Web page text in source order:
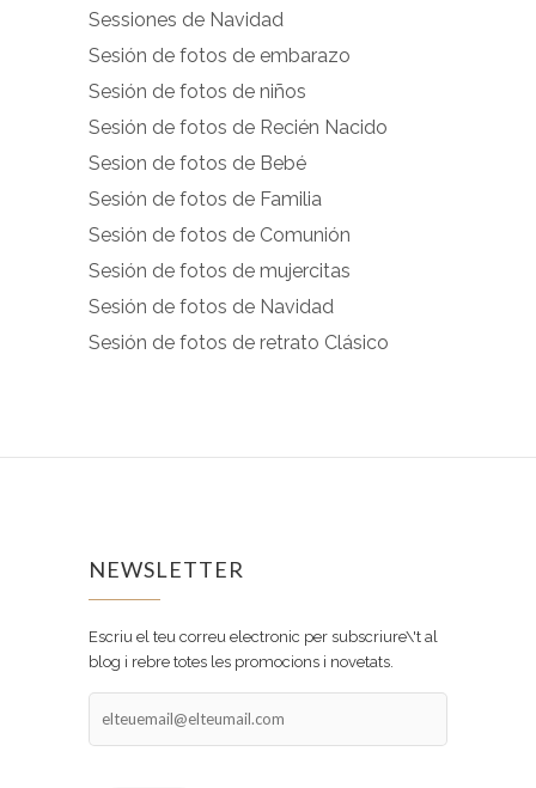
facebook.com
en
Facebook
instagram.com
en
Instagram
Sessiones de Navidad
Sesión de fotos de embarazo
Sesión de fotos de niños
Sesión de fotos de Recién Nacido
Sesion de fotos de Bebé
Sesión de fotos de Familia
Sesión de fotos de Comunión
Sesión de fotos de mujercitas
Sesión de fotos de Navidad
Sesión de fotos de retrato Clásico
NEWSLETTER
Escriu el teu correu electronic per subscriure\'t al
blog i rebre totes les promocions i novetats.